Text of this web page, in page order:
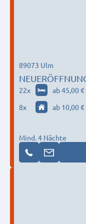
89073 Ulm
22x ab 45,00 €
8x ab 10,00 €
Mind. 4 Nächte